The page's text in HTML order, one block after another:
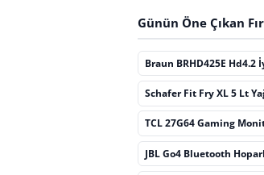
Günün Öne Çıkan
Braun BRHD425E
Schafer Fit Fry XL 5 Lt
TCL 27G64 Gaming
JBL Go4 Bluetooth